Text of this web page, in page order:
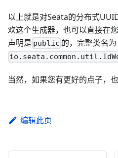
以上就是对Seata的分布式
欢这个生成器，也可以直接在
声明是 public 的，完整类名为
当然，如果您有更好的点子，
编辑此页